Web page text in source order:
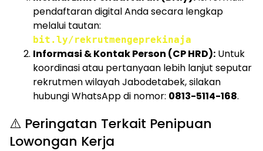
pendaftaran digital Anda secara lengkap
melalui tautan:
bit.ly/rekrutmengeprekinaja
Informasi & Kontak Person (CP HRD): Untuk
koordinasi atau pertanyaan lebih lanjut seputar
rekrutmen wilayah Jabodetabek, silakan
hubungi WhatsApp di nomor: 0813-5114-168.
⚠️ Peringatan Terkait Penipuan
Lowongan Kerja